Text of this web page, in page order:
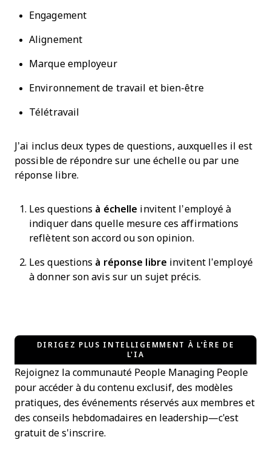
Engagement
Alignement
Marque employeur
Environnement de travail et bien-être
Télétravail
J’ai inclus deux types de questions, auxquelles il est
possible de répondre sur une échelle ou par une
réponse libre.
Les questions à échelle invitent l’employé à
indiquer dans quelle mesure ces affirmations
reflètent son accord ou son opinion.
Les questions à réponse libre invitent l’employé
à donner son avis sur un sujet précis.
DIRIGEZ PLUS INTELLIGEMMENT À L'ÈRE DE
L'IA
Rejoignez la communauté People Managing People
pour accéder à du contenu exclusif, des modèles
pratiques, des événements réservés aux membres et
des conseils hebdomadaires en leadership—c'est
gratuit de s'inscrire.